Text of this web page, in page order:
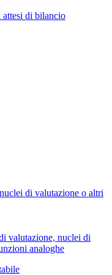
di bilancio
di valutazione o altri
valutazione, nuclei di
analoghe